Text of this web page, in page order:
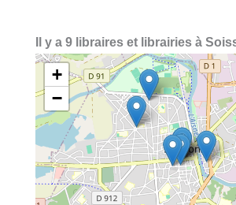
Il y a 9 libraires et librairies à
+
−